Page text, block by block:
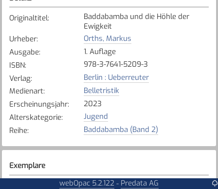
Originaltitel:
Baddabamba und die Höhle der
Ewigkeit
Urheber:
Orths, Markus
Ausgabe:
1. Auflage
ISBN:
978-3-7641-5209-3
Verlag:
Berlin : Ueberreuter
Medienart:
Belletristik
Erscheinungsjahr:
2023
Alterskategorie:
Jugend
Reihe: Baddabamba (Band 2)
Exemplare
webOpac 5.2.122 - Predata AG